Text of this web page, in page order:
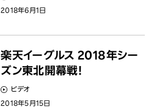
2018年6月1日
ビデオ
2018年5月15日
楽天イーグルス 2018年シー
ズン東北開幕戦！